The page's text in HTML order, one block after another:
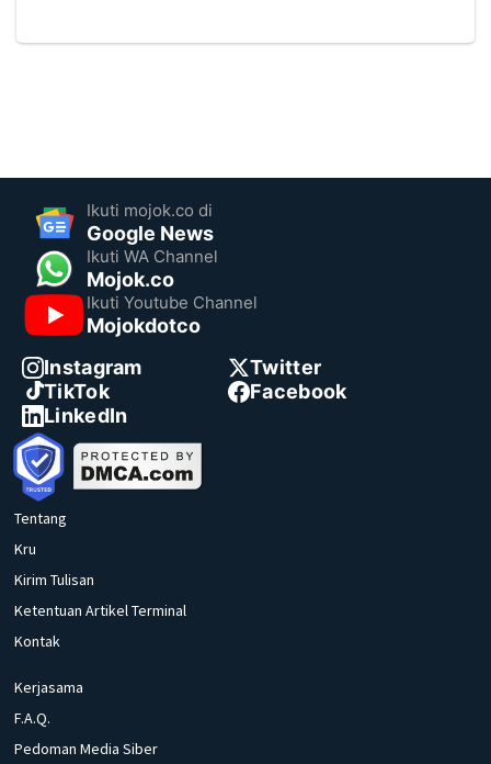
Ikuti mojok.co di
Google News
Ikuti WA Channel
Mojok.co
Ikuti Youtube Channel
Mojokdotco
Instagram
Twitter
TikTok
Facebook
LinkedIn
Tentang
Kru
Kirim Tulisan
Ketentuan Artikel Terminal
Kontak
Kerjasama
F.A.Q.
Pedoman Media Siber